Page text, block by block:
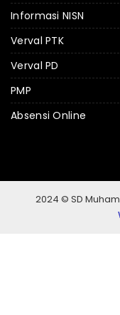
Informasi NISN
Verval PTK
Verval PD
PMP
Absensi Online
2024 © SD